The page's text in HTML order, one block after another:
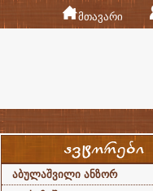
მთავარი
აბულაშვილი ანზორ